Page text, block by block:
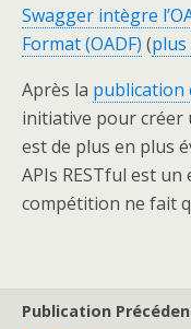
Swagger intègre
Format (OADF) (plus
Après la publication
initiative pour créer
est de plus en plus
APIs RESTful est
compétition ne fait
Publication